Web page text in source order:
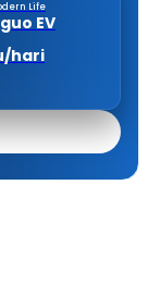
Life
EV
hari